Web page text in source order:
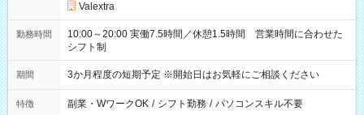
Valextra
勤務時間
10:00～20:00 実働7.5時間／休憩1.5時間 営業時間に合わせた
シフト制
期間 3か月程度の短期予定 ※開始日はお気軽にご相談ください
特徴 副業・WワークOK / シフト勤務 / パソコンスキル不要